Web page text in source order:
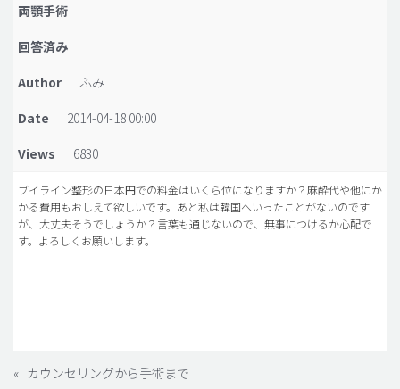
idリアルストーリー
idニュース
病院紹介
安全整形
ご相談のお問い合わせ
両顎手術
回答済み
Author
ふみ
Date
2014-04-18 00:00
Views
6830
ブイライン整形の日本円での料金はいくら位になりますか？麻酔代や他にか
かる費用もおしえて欲しいです。あと私は韓国へいったことがないのです
が、大丈夫そうでしょうか？言葉も通じないので、無事につけるか心配で
す。よろしくお願いします。
« カウンセリングから手術まで